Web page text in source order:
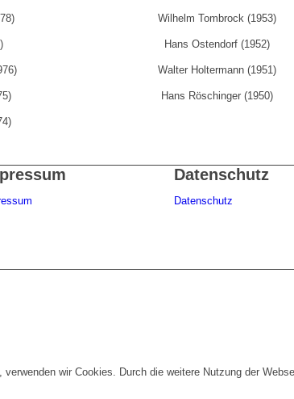
Wilhelm Tombrock (1953)
Hans Ostendorf (1952)
Walter Holtermann (1951)
Hans Röschinger (1950)
Datenschutz
Datenschutz
wir Cookies. Durch die weitere Nutzung der